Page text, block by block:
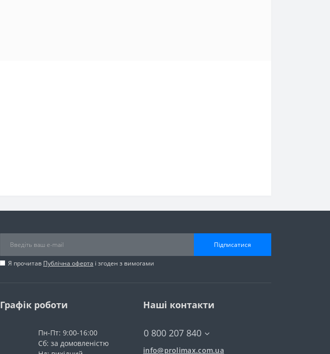
Підписатися
Я прочитав Публічна оферта і згоден з вимогами
Графік роботи
Пн-Пт: 9:00-16:00
Сб: за домовленістю
Наші контакти
0 800 207 840
info@prolimax.com.ua